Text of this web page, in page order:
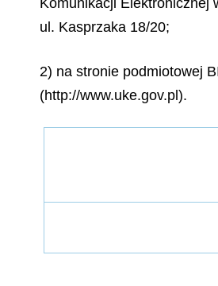
ul. Kasprzaka 18/20;
2) na stronie podmiotowej
(http://www.uke.gov.pl).